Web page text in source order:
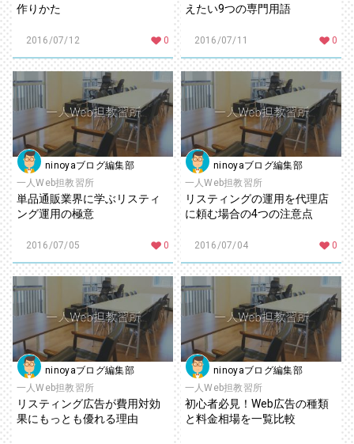
2016/07/12
作りかた
0 2016/07/11
えたい9つの専門用語
0
ninoyaブログ編集部
2016/07/05
一人Web担教習所
単品通販業界に学ぶリスティ
ング運用の極意
0
ninoyaブログ編集部
2016/07/04
一人Web担教習所
リスティングの運用を代理店
に頼む場合の4つの注意点
0
ninoyaブログ編集部
一人Web担教習所
リスティング広告が費用対効
果にもっとも優れる理由
ninoyaブログ編集部
一人Web担教習所
初心者必見！Web広告の種類
と料金相場を一覧比較